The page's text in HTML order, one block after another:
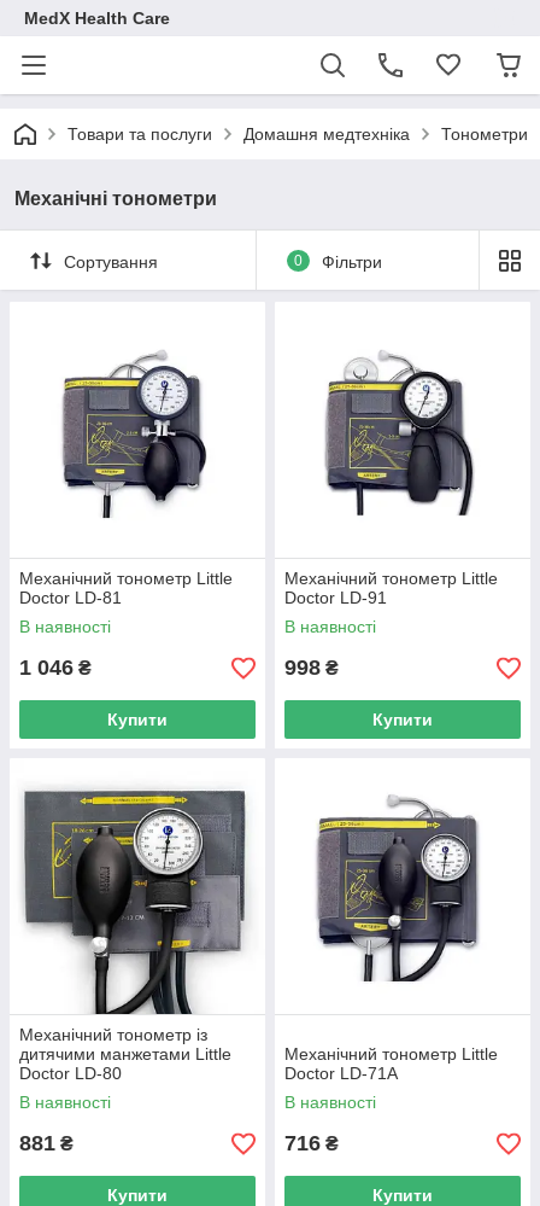
MedX Health Care
Товари та послуги Домашня медтехніка Тонометри
Механічні тонометри
Сортування 0 Фільтри
Механічний тонометр Little
Doctor LD-81
В наявності
1 046 ₴
Купити
Механічний тонометр Little
Doctor LD-91
В наявності
998 ₴
Купити
Механічний тонометр із
дитячими манжетами Little
Doctor LD-80
В наявності
881 ₴
Купити
Механічний тонометр Little
Doctor LD-71A
В наявності
716 ₴
Купити